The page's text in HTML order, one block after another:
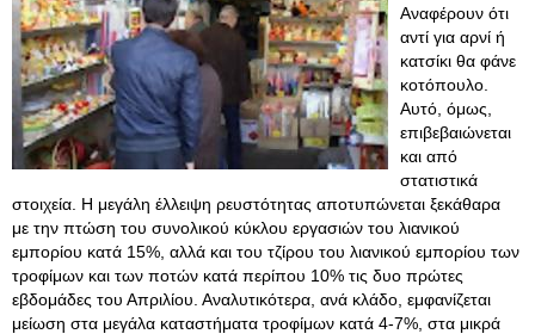
Αναφέρουν ότι
αντί για αρνί ή
κατσίκι θα φάνε
κοτόπουλο.
Αυτό, όμως,
επιβεβαιώνεται
και από
στατιστικά
στοιχεία. Η μεγάλη έλλειψη ρευστότητας αποτυπώνεται ξεκάθαρα
με την πτώση του συνολικού κύκλου εργασιών του λιανικού
εμπορίου κατά 15%, αλλά και του τζίρου του λιανικού εμπορίου των
τροφίμων και των ποτών κατά περίπου 10% τις δυο πρώτες
εβδομάδες του Απριλίου. Αναλυτικότερα, ανά κλάδο, εμφανίζεται
μείωση στα μεγάλα καταστήματα τροφίμων κατά 4-7%, στα μικρά